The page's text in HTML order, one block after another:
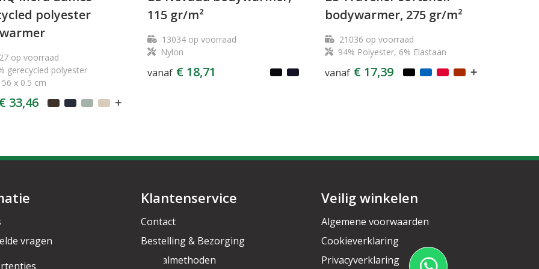
polyester
op voorraad
gerecycled polyester
x 0.5 cm
€ 33,46
115 gr/m²
13034 op voorraad
Nylon
vanaf € 18,71
bodywarmer, 275 gr/m²
21036 op voorraad
94% Polyester, 6% Elastaan
vanaf € 17,39
vragen
Klantenservice
Contact
Bestelling & Bezorging
Betaalmethoden
Veilig winkelen
Algemene voorwaarden
Cookieverklaring
Privacyverklaring